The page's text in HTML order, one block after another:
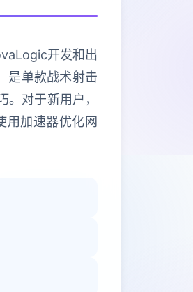
开发和出
是单款战术射击
对于新用户，
用加速器优化网